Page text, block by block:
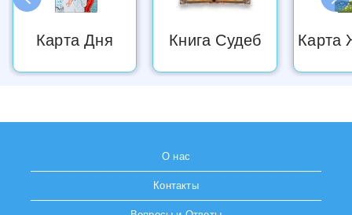
Карта Дня Книга Судеб Карта
О нас
Контакты